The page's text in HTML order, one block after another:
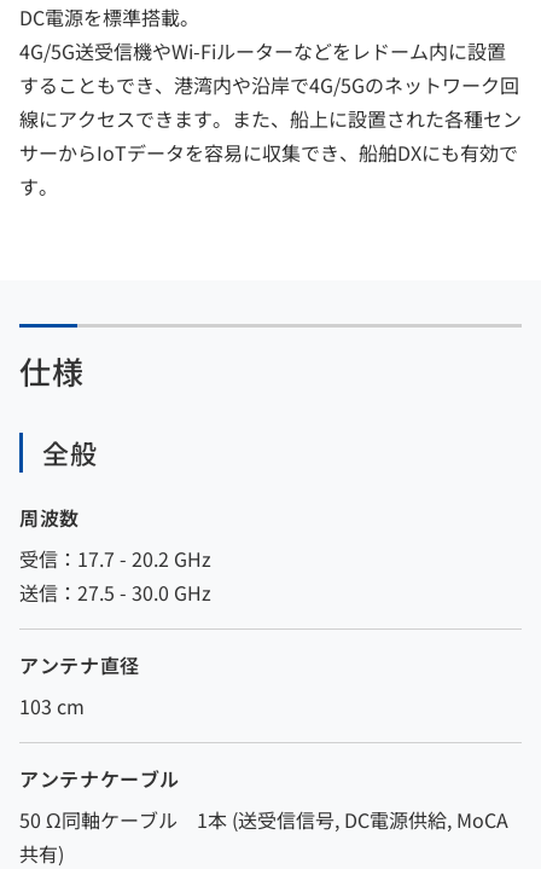
DC電源を標準搭載。
4G/5G送受信機やWi-Fiルーターなどをレドーム内に設置
することもでき、港湾内や沿岸で4G/5Gのネットワーク回
線にアクセスできます。また、船上に設置された各種セン
サーからIoTデータを容易に収集でき、船舶DXにも有効で
す。
仕様
全般
周波数
受信：17.7 - 20.2 GHz
送信：27.5 - 30.0 GHz
アンテナ直径
103 cm
アンテナケーブル
50 Ω同軸ケーブル 1本 (送受信信号, DC電源供給, MoCA
共有)